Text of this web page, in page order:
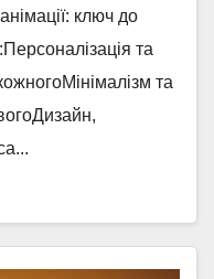
ключ до
та
та